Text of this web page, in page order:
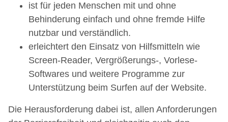
ist für jeden Menschen mit und ohne
Behinderung einfach und ohne fremde Hilfe
nutzbar und verständlich.
erleichtert den Einsatz von Hilfsmitteln wie
Screen-Reader, Vergrößerungs-, Vorlese-
Softwares und weitere Programme zur
Unterstützung beim Surfen auf der Website.
Die Herausforderung dabei ist, allen Anforderungen